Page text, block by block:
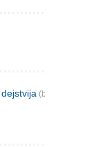
(bulgarsk)